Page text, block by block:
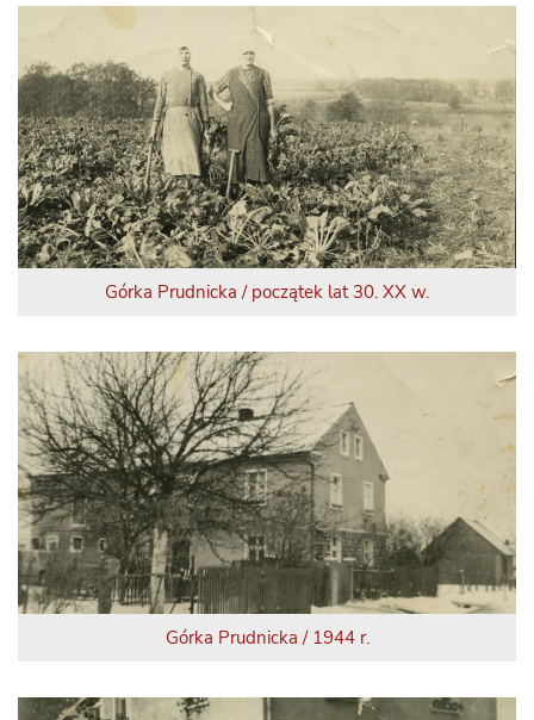
Górka Prudnicka / początek lat 30. XX w.
Górka Prudnicka / 1944 r.